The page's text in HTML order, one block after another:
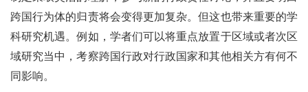
跨国行为体的归责将会变得更加复杂。但这也带来重要的学
科研究机遇。例如，学者们可以将重点放置于区域或者次区
域研究当中，考察跨国行政对行政国家和其他相关方有何不
同影响。